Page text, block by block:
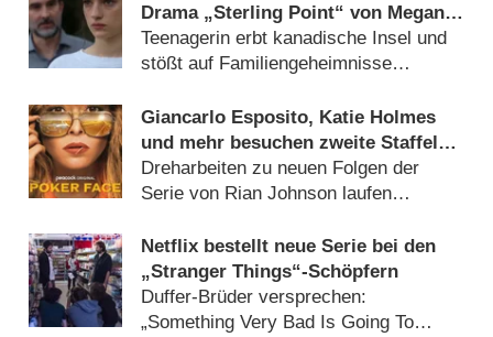
Drama „Sterling Point“ von Megan
Park („The Secret Life of the
American Teenager“)
Teenagerin erbt kanadische Insel und
stößt auf Familiengeheimnisse
Giancarlo Esposito, Katie Holmes
und mehr besuchen zweite Staffel
von Erfolgskrimi „Poker Face“
Dreharbeiten zu neuen Folgen der
Serie von Rian Johnson laufen
Netflix bestellt neue Serie bei den
„Stranger Things“-Schöpfern
Duffer-Brüder versprechen:
„Something Very Bad Is Going To